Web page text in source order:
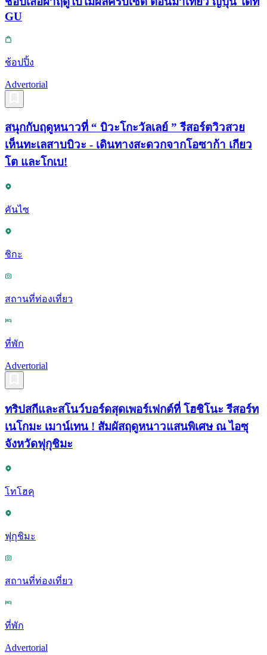
GU
ช้อปปิ้ง
Advertorial
สนุกกับฤดูหนาวที่ “ บิวะโกะวัลเลย์ ” รีสอร์ตวิวสวย
เห็นทะเลสาบบิวะ - เดินทางสะดวกจากโอซาก้า เกียว
โต และโกเบ!
คันไซ
ชิกะ
สถานที่ท่องเที่ยว
ที่พัก
Advertorial
ทริปสกีและสโนว์บอร์ดสุดเพอร์เฟกต์ที่ โฮชิโนะ รีสอร์ท
เนโกมะ เมาน์เทน ! สัมผัสฤดูหนาวแสนพิเศษ ณ ไอซุ
จังหวัดฟุกุชิมะ
โทโฮคุ
ฟุกุชิมะ
สถานที่ท่องเที่ยว
ที่พัก
Advertorial